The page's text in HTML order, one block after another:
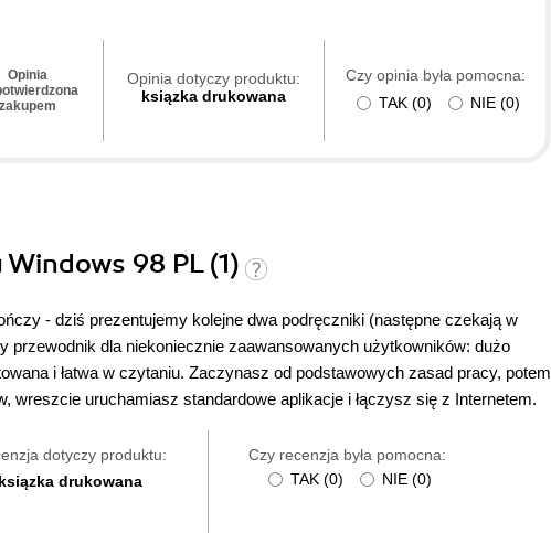
Opinia
zakupem
Opinia dotyczy produktu:
ksiązka drukowana
Czy opinia była pomocna:
TAK (0) NIE (0)
98 PL (1)
- dziś prezentujemy kolejne dwa podręczniki (następne czekają w
przewodnik dla niekoniecznie zaawansowanych użytkowników: dużo
i łatwa w czytaniu. Zaczynasz od podstawowych zasad pracy, potem
wreszcie uruchamiasz standardowe aplikacje i łączysz się z Internetem.
dotyczy produktu:
ksiązka drukowana
Czy recenzja była pomocna:
TAK (0) NIE (0)